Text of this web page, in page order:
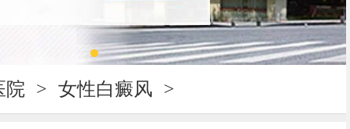
院 > 女性白癜风 >